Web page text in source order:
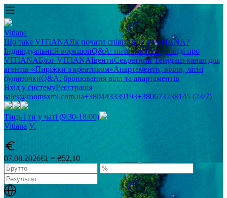
Vitiana
Що таке VITIANAЯк почати співпрацю з VITIANA?
Індивідуальний воркшопQ&A: питання та відповіді про
VITIANAБлог VITIANAІвентиСекретний Telegram-канал для
агентів «Пиріжки з креативом»Апартаменти, вілли, літні
будиночкиQ&A: бронювання вілл та апартаментів
Вхід у системуРеєстрація
sales@roomsxml.com.ua+380443339193+380673238145 (24/7)
Тиць і ти у чаті (9:30-18:00)
Vitiana V.
07.08.2026€1 = ₴52,10